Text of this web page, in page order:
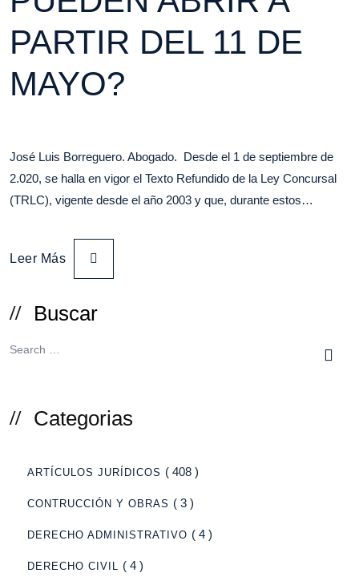
PARTIR DEL 11 DE
MAYO?
José Luis Borreguero. Abogado. Desde el 1 de septiembre de
2.020, se halla en vigor el Texto Refundido de la Ley Concursal
(TRLC), vigente desde el año 2003 y que, durante estos…
Leer Más
Buscar
Categorias
ARTÍCULOS JURÍDICOS ( 408 )
CONTRUCCIÓN Y OBRAS ( 3 )
DERECHO ADMINISTRATIVO ( 4 )
DERECHO CIVIL ( 4 )